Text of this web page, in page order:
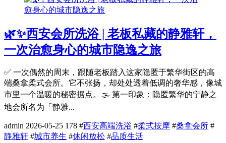
🌿✨西安会所洗浴 | 老板私藏的静雅轩，
一次治愈身心的城市隐逸之旅
✅ 一次偶然的周末，跟随老板踏入这家隐匿于繁华街区的高
端桑拿柔式会所。它不张扬，却处处透着低调的奢华感，像城
市里一个温暖的秘密据点。🌫️ 第一印象：隐匿繁华的宁静之
地会所名为「静雅...
admin 2026-05-25 178 #西安高端洗浴 #柔式按摩 #桑拿会所 #
静雅轩 #城市养生 #休闲放松 #品质生活